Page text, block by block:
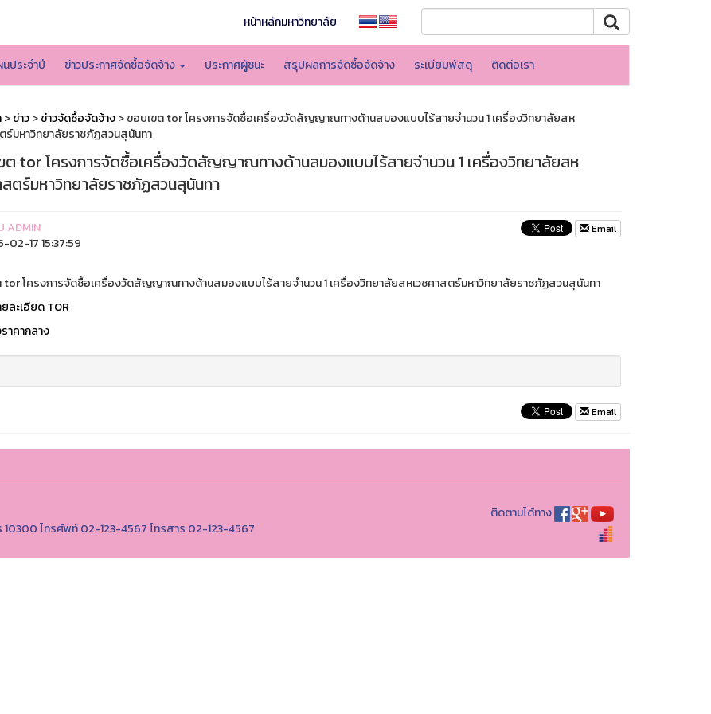
หน้าหลักมหาวิทยาลัย
ประจำปี ข่าวประกาศจัดซื้อจัดจ้าง ประกาศผู้ชนะ สรุปผลการจัดซื้อจัดจ้าง ระเบียบพัสดุ ติดต่อเรา
>ข่าว>ข่าวจัดซื้อจัดจ้าง> ขอบเขต tor โครงการจัดซื้อเครื่องวัดสัญญาณทางด้านสมองแบบไร้สายจำนวน 1 เครื่องวิทยาลัยสห
ร์มหาวิทยาลัยราชภัฏสวนสุนันทา
ต tor โครงการจัดซื้อเครื่องวัดสัญญาณทางด้านสมองแบบไร้สายจำนวน 1 เครื่องวิทยาลัยสห
สตร์มหาวิทยาลัยราชภัฏสวนสุนันทา
ADMIN
02-17 15:37:59
Email
tor โครงการจัดซื้อเครื่องวัดสัญญาณทางด้านสมองแบบไร้สายจำนวน 1 เครื่องวิทยาลัยสหเวชศาสตร์มหาวิทยาลัยราชภัฏสวนสุนันทา
ละเอียด TOR
าคากลาง
Email
โทรศัพท์ 02-123-4567 โทรสาร 02-123-4567
ติดตามได้ทาง